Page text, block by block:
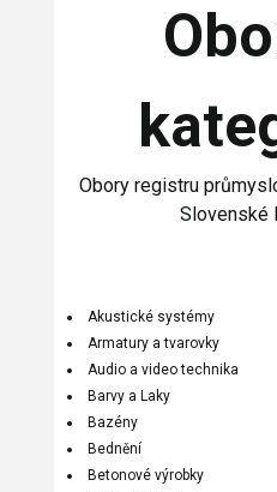
Obory registru
Slovenské
Akustické systémy
Armatury a tvarovky
Audio a video technika
Barvy a Laky
Bazény
Bednění
Betonové výrobky